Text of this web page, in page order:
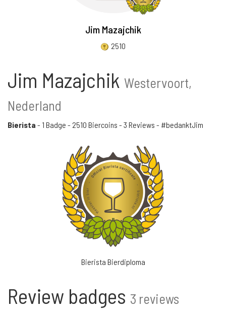
Jim Mazajchik
2510
Jim Mazajchik Westervoort,
Nederland
Bierista - 1 Badge - 2510 Biercoins - 3 Reviews - #bedanktJim
Bierista Bierdiploma
Review badges 3 reviews